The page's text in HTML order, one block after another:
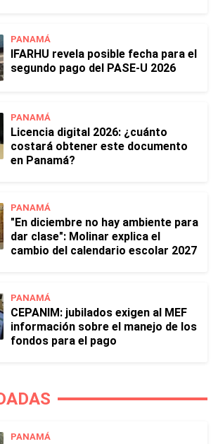
PANAMÁ
IFARHU revela posible fecha para el
segundo pago del PASE-U 2026
PANAMÁ
Licencia digital 2026: ¿cuánto
costará obtener este documento
en Panamá?
PANAMÁ
"En diciembre no hay ambiente para
dar clase": Molinar explica el
cambio del calendario escolar 2027
PANAMÁ
CEPANIM: jubilados exigen al MEF
información sobre el manejo de los
fondos para el pago
PANAMÁ